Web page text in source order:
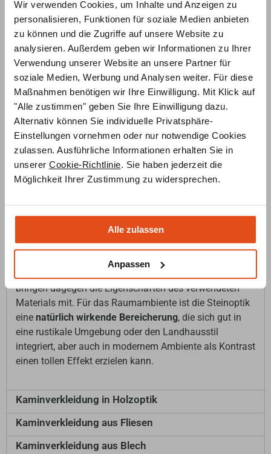
Wir verwenden Cookies, um Inhalte und Anzeigen zu
personalisieren, Funktionen für soziale Medien anbieten
zu können und die Zugriffe auf unsere Website zu
analysieren. Außerdem geben wir Informationen zu Ihrer
Verwendung unserer Website an unsere Partner für
soziale Medien, Werbung und Analysen weiter. Für diese
Maßnahmen benötigen wir Ihre Einwilligung. Mit Klick auf
"Alle zustimmen" geben Sie Ihre Einwilligung dazu.
Alternativ können Sie individuelle Privatsphäre-
Einstellungen vornehmen oder nur notwendige Cookies
zulassen. Ausführliche Informationen erhalten Sie in
unserer Cookie-Richtlinie. Sie haben jederzeit die
Möglichkeit Ihrer Zustimmung zu widersprechen.
Alle zulassen
Anpassen
Kaminverkleidung in Steinoptik
Eine Kaminverkleidung in Steinoptik besteht entweder
aus Naturstein oder Materialien, die solche optisch
Vorteilhaft anNatursteinenwie Granit, Schiefer, Marmor
oder Sandstein sind ihreWiderstandsfähigkeit,
Hitzebeständigkeit, Feuerfestigkeit, Isolierung und
, was eine geringe Wärmeleitfähigkeit
bringen dagegen die Eigenschaften des verwendeten
Materials mit. Für das Raumambiente ist die Steinoptik
eine natürlich wirkende Bereicherung, die sich gut in
eine rustikale Umgebung oder den Landhausstil
integriert, aber auch in modernem Ambiente als Kontrast
einen tollen Effekt erzielen kann.
Kaminverkleidung in Holzoptik
Kaminverkleidung aus Fliesen
Kaminverkleidung aus Blech